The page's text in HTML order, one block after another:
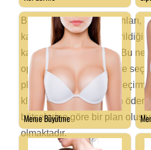
Burun estetiği operasyonları,
kapsamında değerlendirildiği
kapsamında yer almaz. Bu
operasyon öncesi ödeme
planlamalarını gözden
klinik, hastalarına uygun
bütçelerine göre bir plan
olmaktadır.